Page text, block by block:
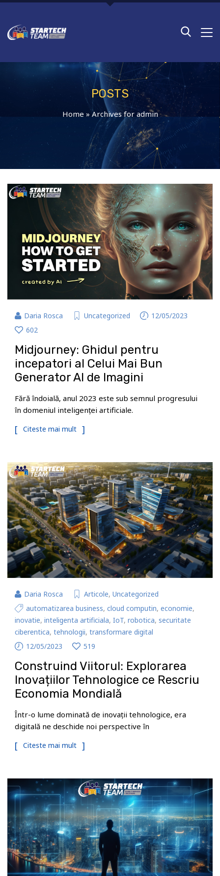
POSTS
Home » Archives for admin
Daria Rosca Uncategorized
12/05/2023
602
Midjourney: Ghidul pentru
incepatori al Celui Mai Bun
Generator AI de Imagini
Fără îndoială, anul 2023 este sub semnul progresului
în domeniul inteligenței artificiale.
Citeste mai mult
Daria Rosca Articole, Uncategorized
automatizarea business, cloud computin, economie,
inovatie, inteligenta artificiala, IoT, robotica, securitate
ciberentica, tehnologii, transformare digital
12/05/2023
519
Construind Viitorul: Explorarea
Inovațiilor Tehnologice ce Rescriu
Economia Mondială
Într-o lume dominată de inovații tehnologice, era
digitală ne deschide noi perspective în
Citeste mai mult